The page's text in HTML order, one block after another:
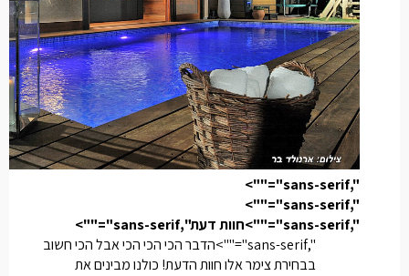
",sans-serif"="">
",sans-serif"="">
",sans-serif"="">חוות דעת
",sans-serif"="">
",sans-serif"="">הדבר הכי הכי הכי אבל הכי חשוב
בבחירת צימר אלו חוות הדעת! כולנו מבינים את